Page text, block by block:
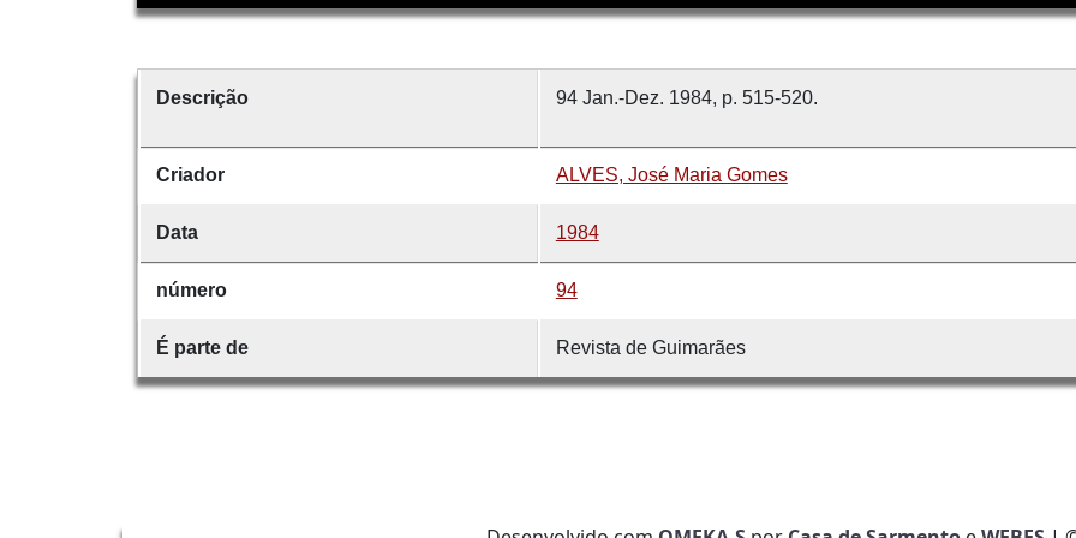
Descrição 94 Jan.-Dez. 1984, p. 515-520.
Criador ALVES, José Maria Gomes
Data 1984
número 94
É parte de Revista de Guimarães